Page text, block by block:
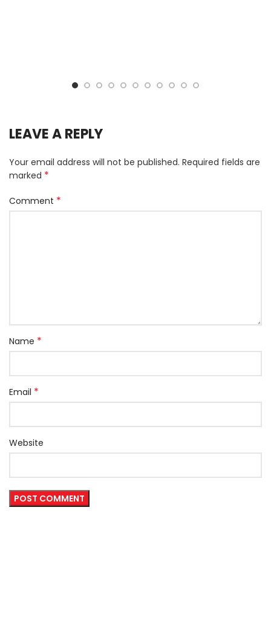
LEAVE A REPLY
Your email address will not be published. Required fields are
marked *
Comment *
Name *
Email *
Website